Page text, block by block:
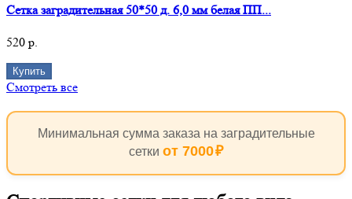
Сетка заградительная 50*50 д. 6,0 мм белая ПП...
520 р.
Купить
Смотреть все
Минимальная сумма заказа на заградительные
сетки от 7000